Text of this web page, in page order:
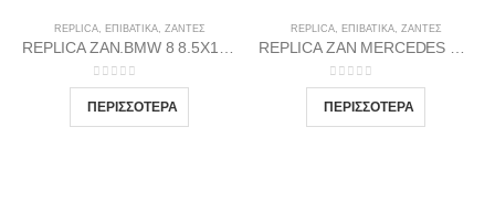
REPLICA, ΕΠΙΒΑΤΙΚΑ, ΖΆΝΤΕΣ
0out of 5
REPLICA, ΕΠΙΒΑΤΙΚΑ, ΖΆΝΤΕΣ
0out of 5